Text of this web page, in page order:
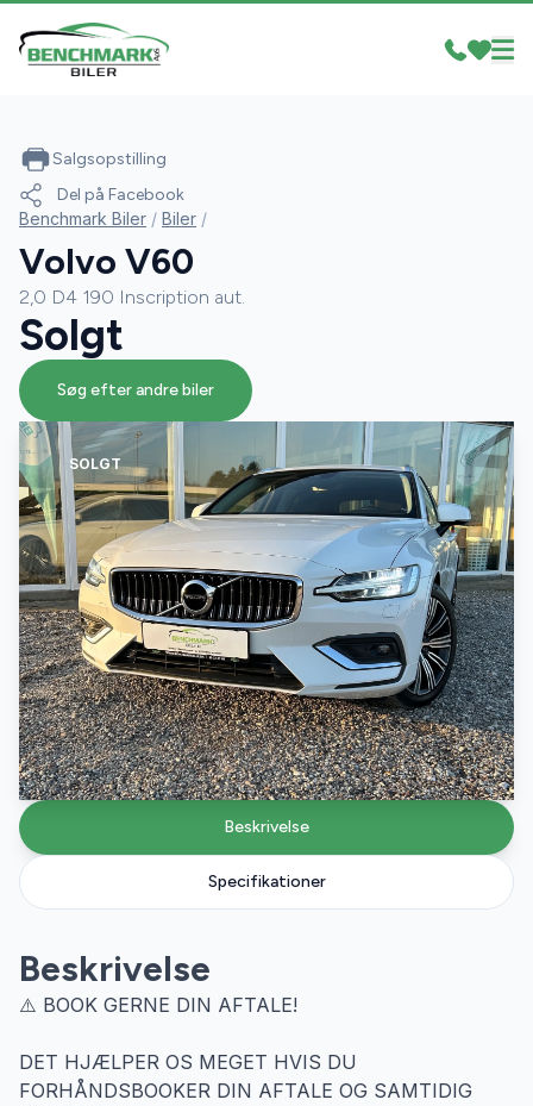
SOLGT
Specifikationer
Beskrivelse
Beskrivelse
⚠️ BOOK GERNE DIN AFTALE!
DET HJÆLPER OS MEGET HVIS DU
FORHÅNDSBOOKER DIN AFTALE OG SAMTIDIG
Salgsopstilling
Del på Facebook
Benchmark Biler / Biler /
Volvo V60
2,0 D4 190 Inscription aut.
Solgt
Søg efter andre biler